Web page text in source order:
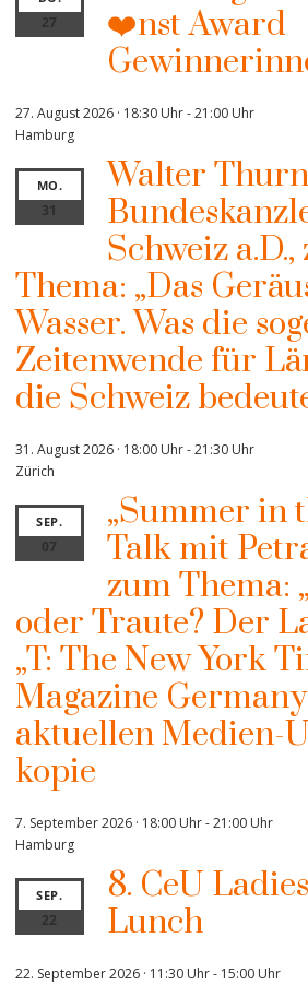
27
❤️nst Award
27. August 2026 · 18:30 Uhr-21:00 Uhr
Hamburg
MO.
31
Walter
Schweiz a.D.,
Thema: „Das
Wasser. Was die
Zeitenwende für
die Schweiz
31. August 2026 · 18:00 Uhr-21:30 Uhr
Zürich
SEP.
07
„Summer in
Talk mit
zum Thema:
oder Traute? Der
„T: The New York
Magazine
aktuellen Medien-
kopie
7. September 2026 · 18:00 Uhr-21:00 Uhr
Hamburg
SEP.
22
8. CeU
Lunch
22. September 2026 · 11:30 Uhr- 15:00 Uhr